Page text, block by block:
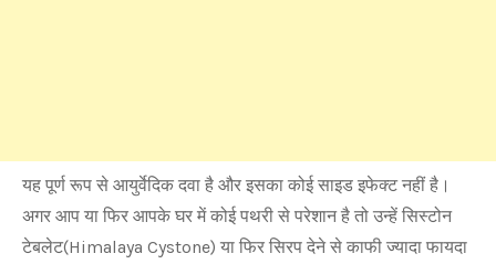
यह पूर्ण रूप से आयुर्वेदिक दवा है और इसका कोई साइड इफेक्ट नहीं है।
अगर आप या फिर आपके घर में कोई पथरी से परेशान है तो उन्हें सिस्टोन
टेबलेट(Himalaya Cystone) या फिर सिरप देने से काफी ज्यादा फायदा